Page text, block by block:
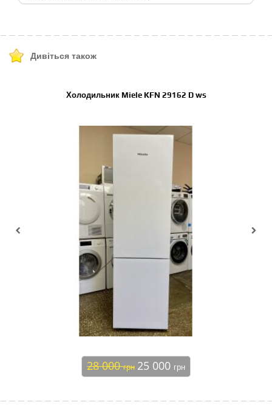
Дивіться також
Холодильник Miele KFN 29162 D ws
28 000грн 25 000 грн